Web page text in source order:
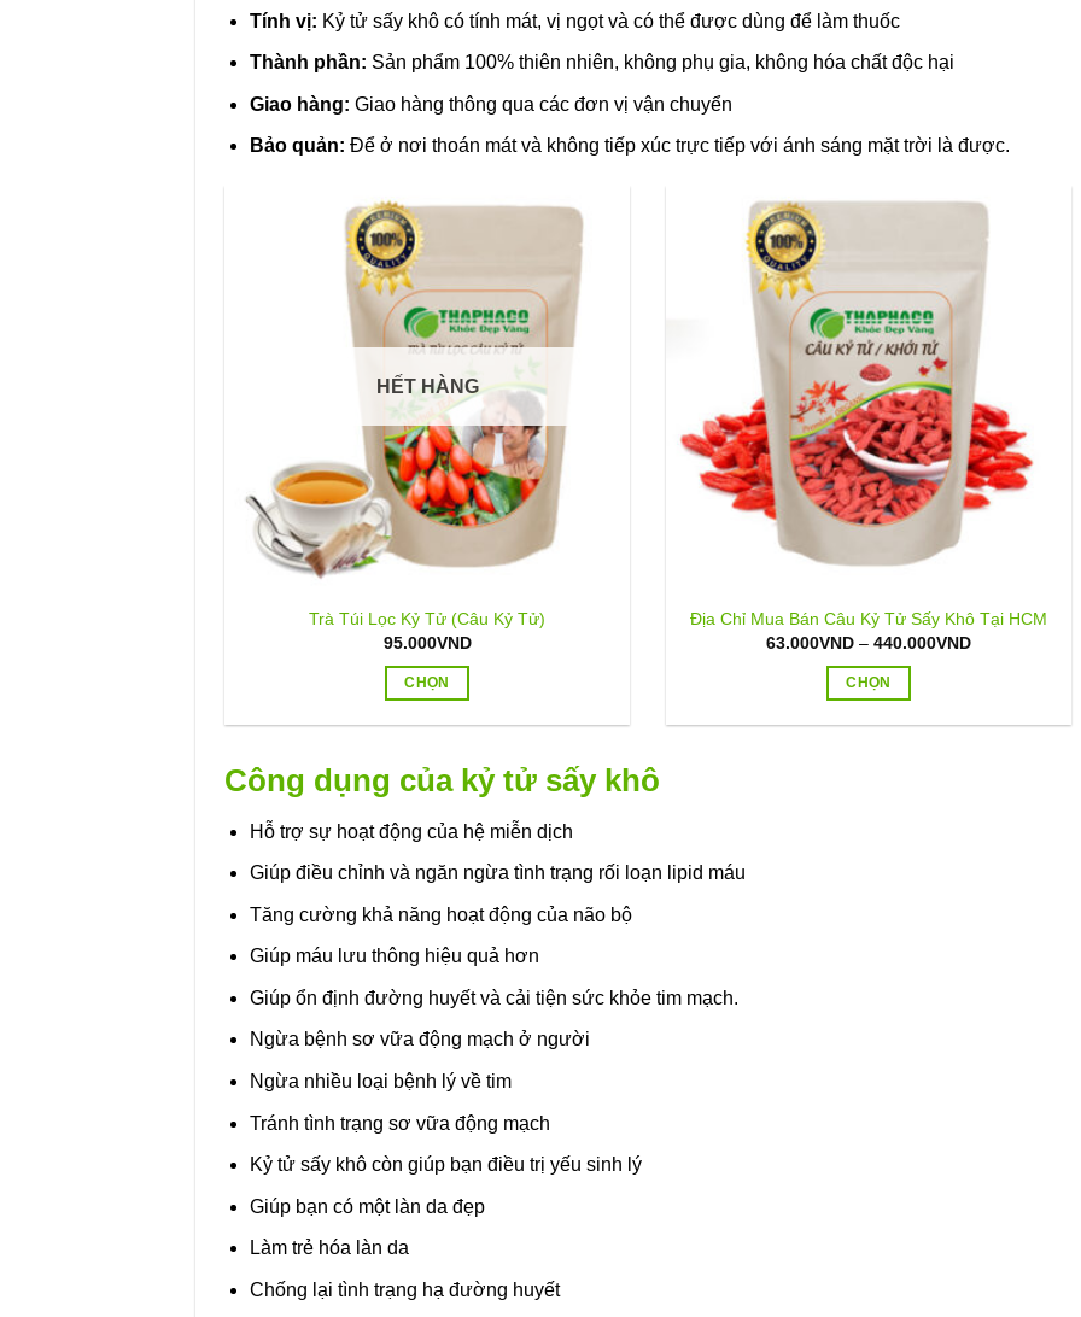
Tính vị: Kỷ tử sấy khô có tính mát, vị ngọt và có thể được dùng để làm thuốc
Thành phần: Sản phẩm 100% thiên nhiên, không phụ gia, không hóa chất độc hại
Giao hàng: Giao hàng thông qua các đơn vị vận chuyển
Bảo quản: Để ở nơi thoán mát và không tiếp xúc trực tiếp với ánh sáng mặt trời là được.
HẾT HÀNG
Trà Túi Lọc Kỷ Tử (Câu Kỷ Tử)
95.000VND
CHỌN
này
có
nhiều
thể.
Các
chọn
có
được
chọn
trang
sản
Địa Chỉ Mua Bán Câu Kỷ Tử Sấy Khô Tại HCM
63.000VND – 440.000VNDKhoảng
440.000VND
CHỌN
Công dụng của kỷ tử sấy khô
Hỗ trợ sự hoạt động của hệ miễn dịch
Giúp điều chỉnh và ngăn ngừa tình trạng rối loạn lipid máu
Tăng cường khả năng hoạt động của não bộ
Giúp máu lưu thông hiệu quả hơn
Giúp ổn định đường huyết và cải tiện sức khỏe tim mạch.
Ngừa bệnh sơ vữa động mạch ở người
Ngừa nhiều loại bệnh lý về tim
Tránh tình trạng sơ vữa động mạch
Kỷ tử sấy khô còn giúp bạn điều trị yếu sinh lý
Giúp bạn có một làn da đẹp
Làm trẻ hóa làn da
Chống lại tình trạng hạ đường huyết